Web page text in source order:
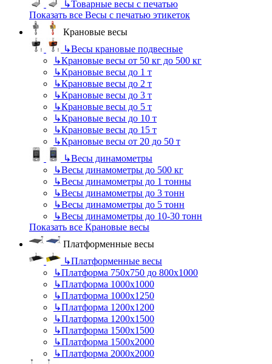
↳Товарные весы с печатью
Показать все Весы с печатью этикеток
Крановые весы
↳Весы крановые подвесные
↳Крановые весы от 50 кг до 500 кг
↳Крановые весы до 1 т
↳Крановые весы до 2 т
↳Крановые весы до 3 т
↳Крановые весы до 5 т
↳Крановые весы до 10 т
↳Крановые весы до 15 т
↳Крановые весы от 20 до 50 т
↳Весы динамометры
↳Весы динамометры до 500 кг
↳Весы динамометры до 1 тонны
↳Весы динамометры до 3 тонн
↳Весы динамометры до 5 тонн
↳Весы динамометры до 10-30 тонн
Показать все Крановые весы
Платформенные весы
↳Платформенные весы
↳Платформа 750х750 до 800х1000
↳Платформа 1000х1000
↳Платформа 1000х1250
↳Платформа 1200х1200
↳Платформа 1200х1500
↳Платформа 1500х1500
↳Платформа 1500х2000
↳Платформа 2000х2000